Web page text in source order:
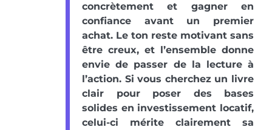
concrètement et gagner en
confiance avant un premier
achat. Le ton reste motivant sans
être creux, et l’ensemble donne
envie de passer de la lecture à
l’action. Si vous cherchez un livre
clair pour poser des bases
solides en investissement locatif,
celui-ci mérite clairement sa